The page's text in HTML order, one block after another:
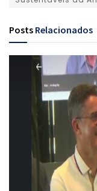
Posts Relacionados